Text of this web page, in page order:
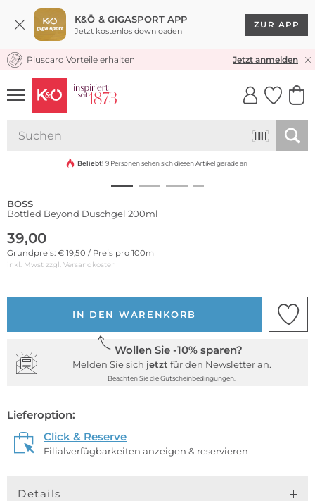
K&Ö & GIGASPORT APP
Jetzt kostenlos downloaden
ZUR APP
KOSTENLOSER VERSAND* & RÜCKVERSAND
Pluscard Vorteile erhalten Jetzt anmelden
UNSERE APP
CLICK &
Beliebt! 9 Personen sehen sich diesen Artikel gerade an
BOSS
Bottled Beyond Duschgel 200ml
39,00
Grundpreis: € 19,50 / Preis pro 100ml
inkl. Mwst zzgl. Versandkosten
IN DEN WARENKORB
Wollen Sie -10% sparen?
Melden Sie sich jetzt für den Newsletter an.
Beachten Sie die Gutscheinbedingungen.
Lieferoption:
Click & Reserve
Filialverfügbarkeiten anzeigen & reservieren
Details